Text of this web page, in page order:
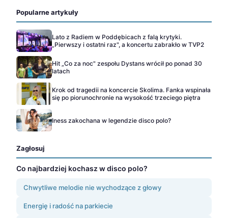
Popularne artykuły
Lato z Radiem w Poddębicach z falą krytyki.
„Pierwszy i ostatni raz", a koncertu zabrakło w TVP2
Hit „Co za noc" zespołu Dystans wrócił po ponad 30
latach
Krok od tragedii na koncercie Skolima. Fanka wspinała
się po piorunochronie na wysokość trzeciego piętra
Iness zakochana w legendzie disco polo?
Zagłosuj
Co najbardziej kochasz w disco polo?
Chwytliwe melodie nie wychodzące z głowy
Energię i radość na parkiecie